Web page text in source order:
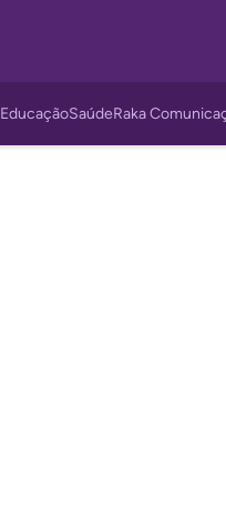
EducaçãoSaúdeRaka